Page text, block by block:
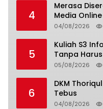
4
Merasa
Media Online
04/08/2026
5
Kuliah S3
Tanpa
05/08/2026
6
DKM
Tebus
04/08/2026